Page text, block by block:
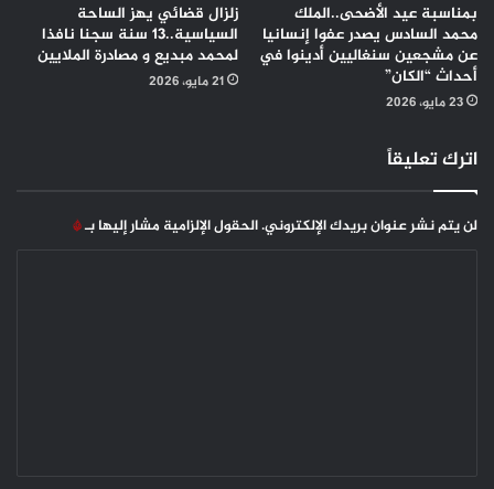
بمناسبة عيد الأضحى..الملك
محمد السادس يصدر عفوا إنسانيا
عن مشجعين سنغاليين أدينوا في
أحداث “الكان”
23 مايو، 2026
زلزال قضائي يهز الساحة
السياسية..13 سنة سجنا نافذا
لمحمد مبديع و مصادرة الملايين
21 مايو، 2026
اترك تعليقاً
لن يتم نشر عنوان بريدك الإلكتروني.الحقول الإلزامية مشار إليها بـ*